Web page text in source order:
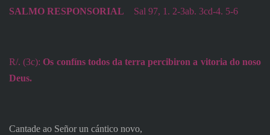
SALMO RESPONSORIAL Sal 97, 1. 2-3ab. 3cd-4. 5-6
R/. (3c): Os confíns todos da terra percibiron a vitoria do noso
Deus.
Cantade ao Señor un cántico novo,